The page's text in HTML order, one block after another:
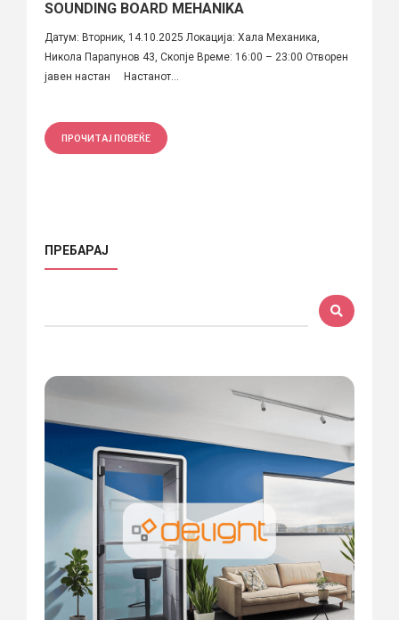
SOUNDING BOARD MEHANIKA
Датум: Вторник, 14.10.2025 Локација: Хала Механика,
Никола Парапунов 43, Скопје Време: 16:00 – 23:00 Отворен
јавен настан Настанот...
ПРОЧИТАЈ ПОВЕЌЕ
ПРЕБАРАЈ